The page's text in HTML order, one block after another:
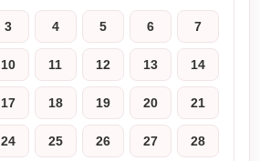
3 4 5 6 7
10 11 12 13 14
17 18 19 20 21
24 25 26 27 28